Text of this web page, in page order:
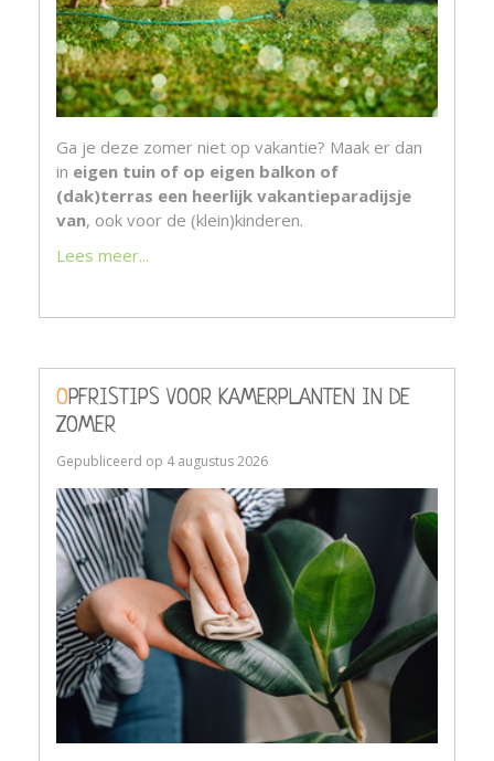
Ga je deze zomer niet op vakantie? Maak er dan
in eigen tuin of op eigen balkon of
(dak)terras een heerlijk vakantieparadijsje
van, ook voor de (klein)kinderen.
Lees meer...
OPFRISTIPS VOOR KAMERPLANTEN IN DE
ZOMER
Gepubliceerd op 4 augustus 2026